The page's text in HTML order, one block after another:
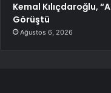
Kemal Kılıçdaroğlu,
Görüştü
Ağustos 6, 2026